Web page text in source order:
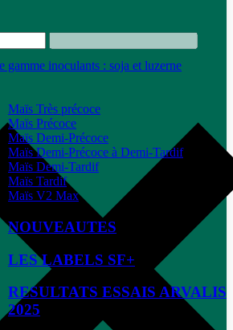
gamme inoculants : soja et luzerne
Maïs Très précoce
Maïs Précoce
Maïs Demi-Précoce
Maïs Demi-Précoce à Demi-Tardif
Maïs Demi-Tardif
Maïs Tardif
Maïs V2 Max
NOUVEAUTES
LES LABELS SF+
RESULTATS ESSAIS ARVALIS
2025